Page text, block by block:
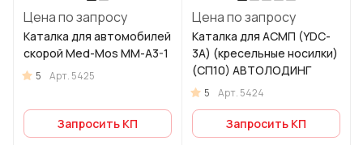
Цена по запросу
Каталка для автомобилей
скорой Med-Mos ММ-А3-1
5 Арт. 5425
Запросить КП
Цена по запросу
Каталка для АСМП (YDC-
3A) (кресельные носилки)
(СП10) АВТОЛОДИНГ
5 Арт. 5424
Запросить КП